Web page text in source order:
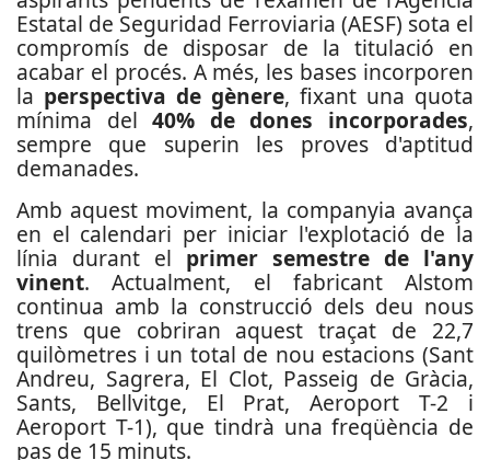
Estatal de Seguridad Ferroviaria (AESF) sota el
compromís de disposar de la titulació en
acabar el procés. A més, les bases incorporen
la perspectiva de gènere, fixant una quota
mínima del40% de dones incorporades,
sempre que superin les proves d'aptitud
demanades.
Amb aquest moviment, la companyia avança
en el calendari per iniciar l'explotació de la
línia durant el primer semestre de l'any
vinent. Actualment, el fabricant Alstom
continua amb la construcció dels deu nous
trens que cobriran aquest traçat de 22,7
quilòmetres i un total de nou estacions (Sant
Andreu, Sagrera, El Clot, Passeig de Gràcia,
Sants, Bellvitge, El Prat, Aeroport T-2 i
Aeroport T-1), que tindrà una freqüència de
pas de 15 minuts.